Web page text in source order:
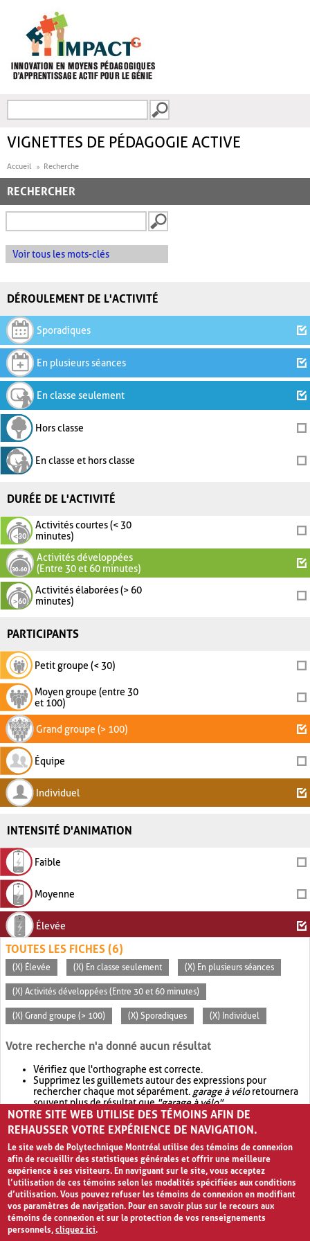
FORMULAIRE DE
VIGNETTES DE PÉDAGOGIE ACTIVE
Accueil Recherche
RECHERCHER
Voir tous les mots-clés
DÉROULEMENT DE L'ACTIVITÉ
Sporadiques
En plusieurs séances
En classe seulement
Hors classe
En classe et hors classe
DURÉE DE L'ACTIVITÉ
Activités courtes (< 30
minutes)
Activités développées
(Entre 30 et 60 minutes)
Activités élaborées (> 60
minutes)
PARTICIPANTS
Petit groupe (< 30)
Moyen groupe (entre 30
et 100)
Grand groupe (> 100)
Équipe
Individuel
INTENSITÉ D'ANIMATION
Faible
Moyenne
Élevée
TOUTES LES FICHES (6)
(X) Élevée (X) En classe seulement (X) En plusieurs séances
(X) Activités développées (Entre 30 et 60 minutes)
(X) Grand groupe (> 100) (X) Sporadiques (X) Individuel
Votre recherche n'a donné aucun résultat
Vérifiez que l'orthographe est correcte.
Supprimez les guillemets autour des expressions pour
rechercher chaque mot séparément. garage à véloretournera
souvent plus de résultat que"garage à vélo".
Envisagez d'élargir votre recherche avec OR.garage OR vélo
retournera souvent plus de résultat quegarage à vélo
NOTRE SITE WEB UTILISE DES TÉMOINS AFIN DE
REHAUSSER VOTRE EXPÉRIENCE DE NAVIGATION.
Le site web de Polytechnique Montréal utilise des témoins de connexion
afin de recueillir des statistiques générales et offrir une meilleure
expérience à ses visiteurs. En naviguant sur le site, vous acceptez
l’utilisation de ces témoins selon les modalités spécifiées aux conditions
d’utilisation. Vous pouvez refuser les témoins de connexion en modifiant
vos paramètres de navigation. Pour en savoir plus sur le recours aux
témoins de connexion et sur la protection de vos renseignements
personnels,cliquez ici.